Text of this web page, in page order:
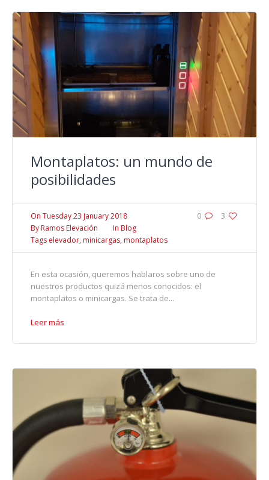
Montaplatos: un mundo de
posibilidades
0 3
On Tuesday 23 January 2018
ByRamos Elevación In Blog
Tags elevador,minicargas,montaplatos
En esta ocasión, queremos hablaros sobre uno de
nuestros productos quizá menos conocidos: el
montaplatos o minicargas. Se trata de...
Leer más